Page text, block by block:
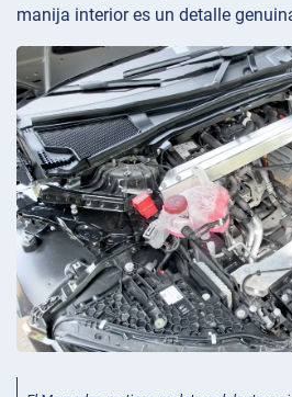
manija interior es un detalle